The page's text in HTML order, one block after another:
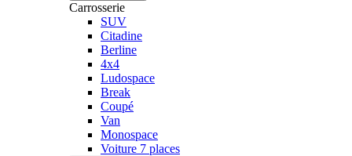
Carrosserie
SUV
Citadine
Berline
4x4
Ludospace
Break
Coupé
Van
Monospace
Voiture 7 places